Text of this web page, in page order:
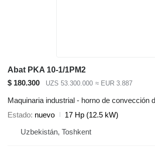
Abat PKA 10-1/1PM2
$ 180.300
UZS 53.300.000 ≈ EUR 3.887
Maquinaria industrial - horno de convección
Estado nuevo
17 Hp (12.5 kW)
Uzbekistán, Toshkent